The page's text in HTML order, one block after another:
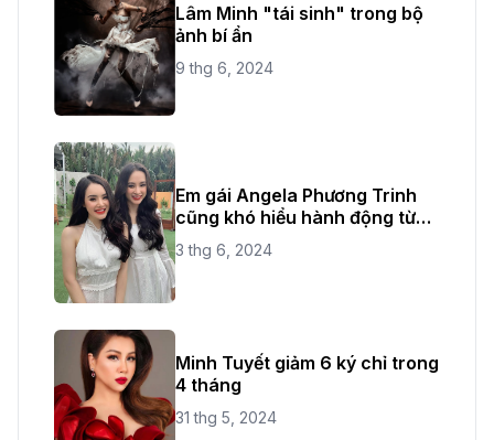
Lâm Minh "tái sinh" trong bộ
ảnh bí ẩn
9 thg 6, 2024
Em gái Angela Phương Trinh
cũng khó hiểu hành động từ
chị ruột
3 thg 6, 2024
Minh Tuyết giảm 6 ký chỉ trong
4 tháng
31 thg 5, 2024